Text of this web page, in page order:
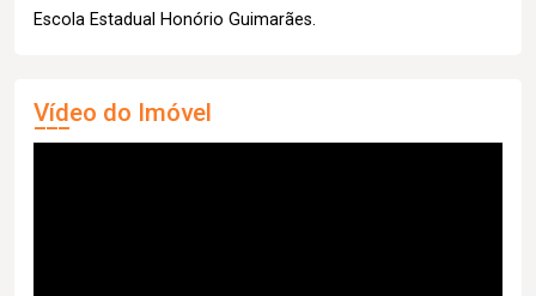
Escola Estadual Honório Guimarães.
Vídeo do Imóvel